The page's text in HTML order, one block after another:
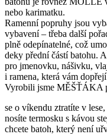
nebo karimatku.
Ramenní popruhy jsou
vybavení – třeba další
plně odepínatelné, což
deky přední částí batohu.
pro jmenovku, nášivku,
i ramena, která vám
Vyrobili jsme MĚŠŤÁKA
se o víkendu ztratíte v
nosíte termosku s kávou
chcete batoh, který není